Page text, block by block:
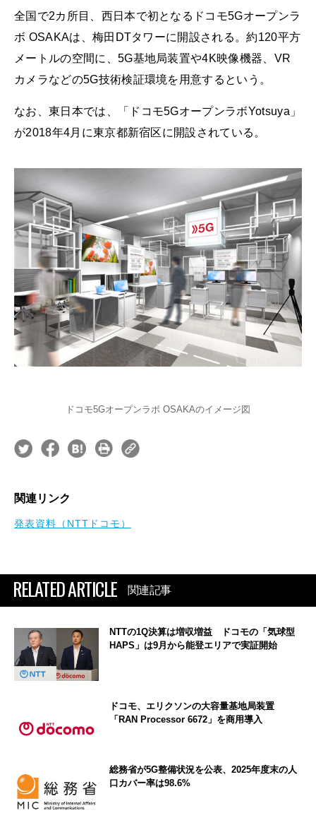
全国で2カ所目、西日本で初となるドコモ5Gオープンラ
ボ OSAKAは、梅田DTタワーに開設される。約120平方
メートルの空間に、5G基地局装置や4K映像機器、VR
カメラなどの5G技術検証環境を用意するという。
なお、東日本では、「ドコモ5GオープンラボYotsuya」
が2018年4月に東京都新宿区に開設されている。
ドコモ5Gオープンラボ OSAKAのイメージ図
関連リンク
発表資料（NTTドコモ）
RELATED ARTICLE 関連記事
NTTの1Q決算は増収増益 ドコモの「気球型
HAPS」は9月から能登エリアで実証開始
ドコモ、エリクソンの大容量基地局装置
「RAN Processor 6672」を商用導入
総務省が5G整備状況を公表、2025年度末の人
口カバー率は98.6%